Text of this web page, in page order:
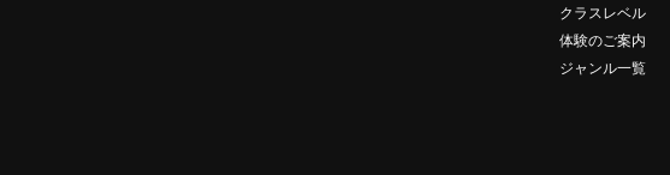
クラスレベル
体験のご案内
ジャンル一覧